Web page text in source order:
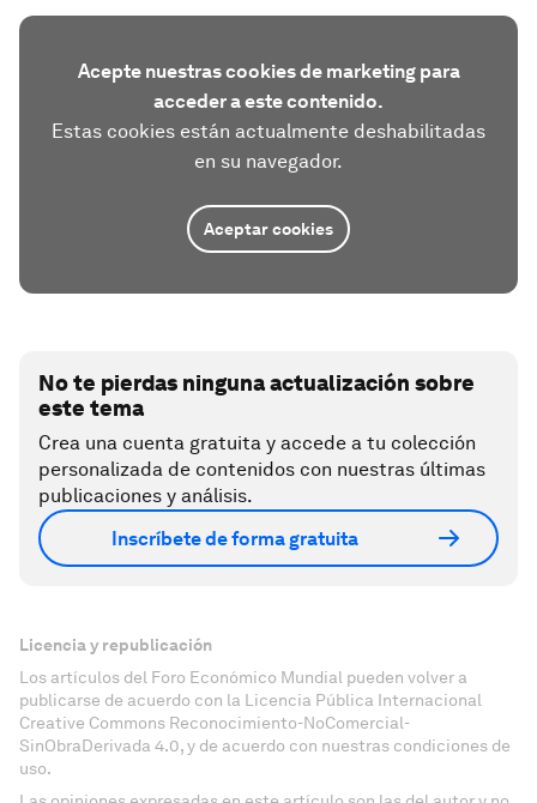
Acepte nuestras cookies de marketing para
acceder a este contenido.
Estas cookies están actualmente deshabilitadas
en su navegador.
Aceptar cookies
No te pierdas ninguna actualización sobre
este tema
Crea una cuenta gratuita y accede a tu colección
personalizada de contenidos con nuestras últimas
publicaciones y análisis.
Inscríbete de forma gratuita
Licencia y republicación
Los artículos del Foro Económico Mundial pueden volver a
publicarse de acuerdo con la Licencia Pública Internacional
Creative Commons Reconocimiento-NoComercial-
SinObraDerivada 4.0, y de acuerdo con nuestras condiciones de
uso.